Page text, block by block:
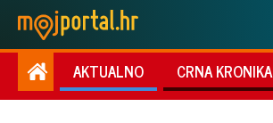
AKTUALNO CRNA KRONIKA